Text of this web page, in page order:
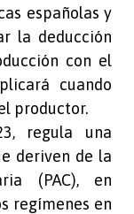
españolas y
la deducción
con el
cuando
productor.
regula una
deriven de la
(PAC), en
regímenes en